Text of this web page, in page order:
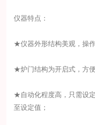
仪器特点：
★仪器外形结构美观，操作
★炉门结构为开启式，方
★自动化程度高，只需设
至设定值；